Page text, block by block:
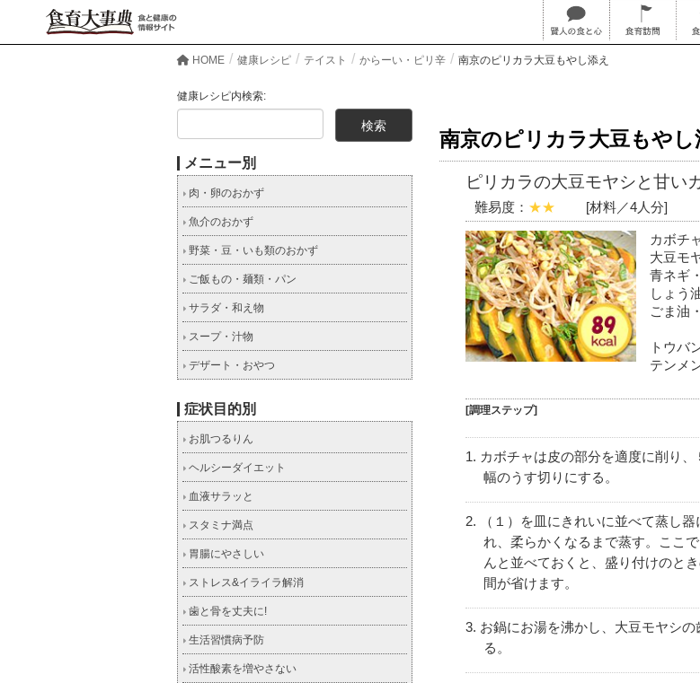
HOME 健康レシピ テイスト からーい・ピリ辛 南京のピリカラ大豆もやし添え
南京のピリカラ大豆もやし
ピリカラの大豆モヤシと甘い
難易度： ★★ [材料／4人分]
カボチ
大豆モ
青ネギ
しょう
ごま油
トウバ
テンメ
[調理ステップ]
カボチャは皮の部分を適度に削り、
幅のうす切りにする。
（１）を皿にきれいに並べて蒸し器
れ、柔らかくなるまで蒸す。ここ
んと並べておくと、盛り付けのと
間が省けます。
お鍋にお湯を沸かし、大豆モヤシ
る。
健康レシピ内検索:
メニュー別
肉・卵のおかず
魚介のおかず
野菜・豆・いも類のおかず
ご飯もの・麺類・パン
サラダ・和え物
スープ・汁物
デザート・おやつ
症状目的別
お肌つるりん
ヘルシーダイエット
血液サラッと
スタミナ満点
胃腸にやさしい
ストレス&イライラ解消
歯と骨を丈夫に!
生活習慣病予防
活性酸素を増やさない